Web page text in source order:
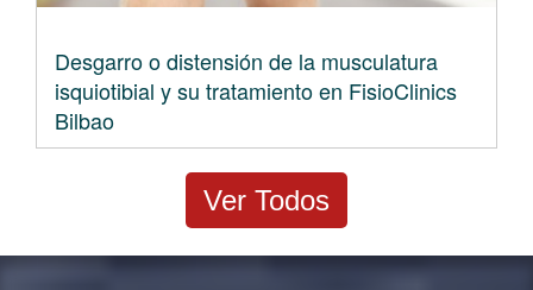
Desgarro o distensión de la musculatura
isquiotibial y su tratamiento en FisioClinics
Bilbao
Ver Todos